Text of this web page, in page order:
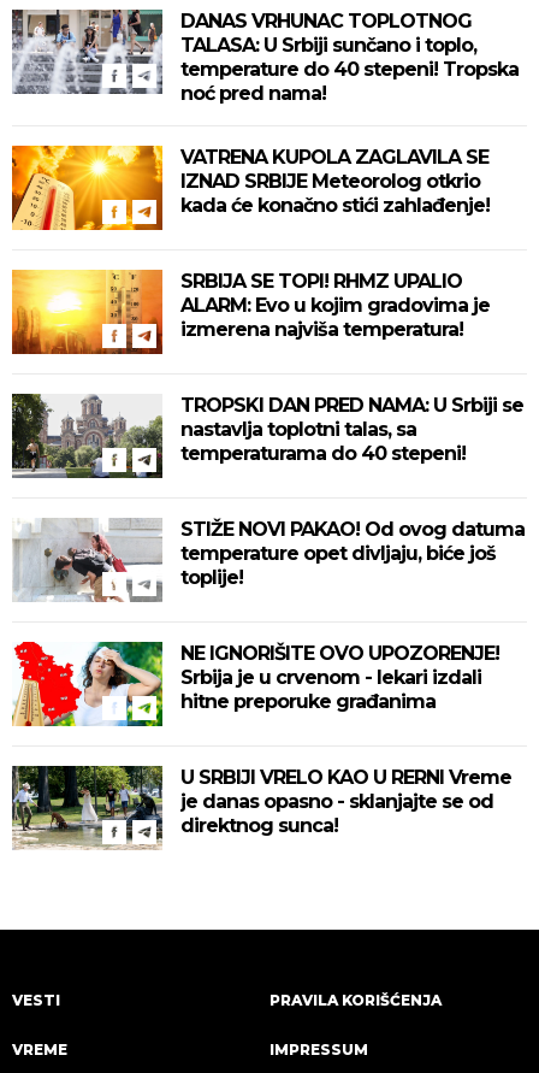
DANAS VRHUNAC TOPLOTNOG
TALASA: U Srbiji sunčano i toplo,
temperature do 40 stepeni! Tropska
noć pred nama!
VATRENA KUPOLA ZAGLAVILA SE
IZNAD SRBIJE Meteorolog otkrio
kada će konačno stići zahlađenje!
SRBIJA SE TOPI! RHMZ UPALIO
ALARM: Evo u kojim gradovima je
izmerena najviša temperatura!
TROPSKI DAN PRED NAMA: U Srbiji se
nastavlja toplotni talas, sa
temperaturama do 40 stepeni!
STIŽE NOVI PAKAO! Od ovog datuma
temperature opet divljaju, biće još
toplije!
NE IGNORIŠITE OVO UPOZORENJE!
Srbija je u crvenom - lekari izdali
hitne preporuke građanima
U SRBIJI VRELO KAO U RERNI Vreme
je danas opasno - sklanjajte se od
direktnog sunca!
VESTI
VREME
PRAVILA KORIŠĆENJA
IMPRESSUM